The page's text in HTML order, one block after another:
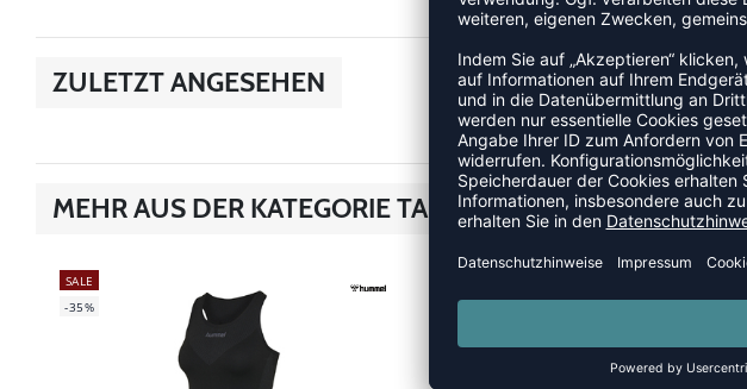
ZULETZT ANGESEHEN
MEHR AUS DER KATEGORIE TANK-TOPS
SALE
-35%